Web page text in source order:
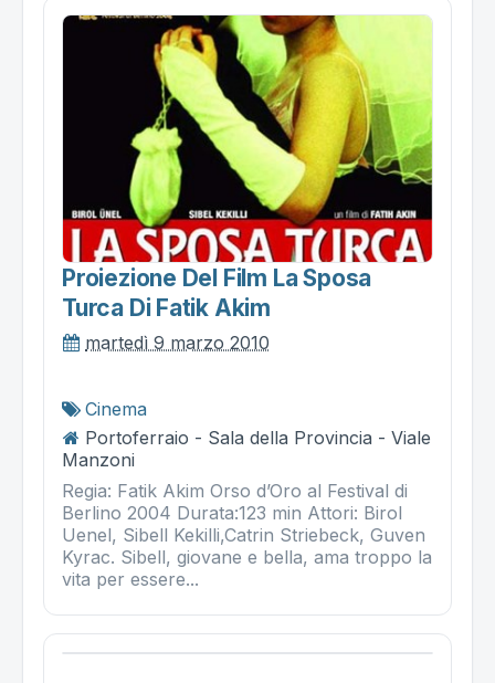
Proiezione Del Film La Sposa
Turca Di Fatik Akim
martedì 9 marzo 2010
Cinema
Portoferraio - Sala della Provincia - Viale
Manzoni
Regia: Fatik Akim Orso d’Oro al Festival di
Berlino 2004 Durata:123 min Attori: Birol
Uenel, Sibell Kekilli,Catrin Striebeck, Guven
Kyrac. Sibell, giovane e bella, ama troppo la
vita per essere...